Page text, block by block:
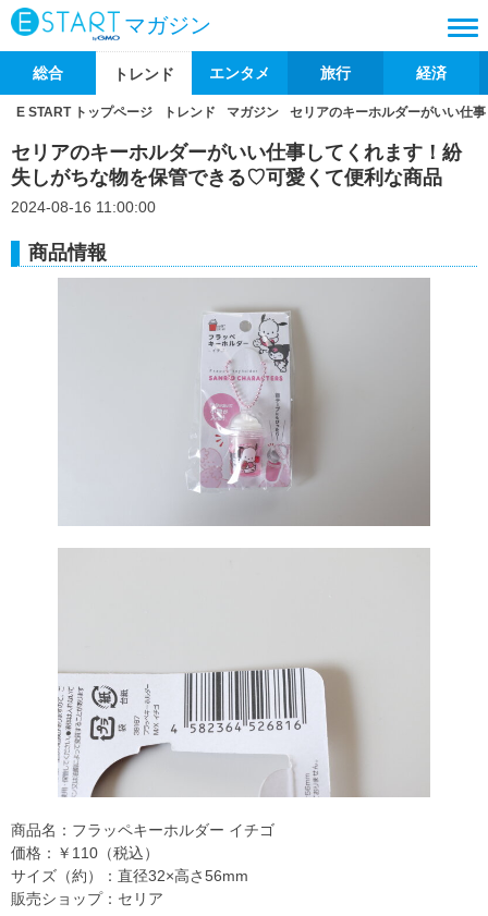
マガジン
総合 トレンド エンタメ 旅行 経済
E START トップページ トレンド マガジン セリアのキーホルダーがいい仕
セリアのキーホルダーがいい仕事してくれます！紛
失しがちな物を保管できる♡可愛くて便利な商品
2024-08-16 11:00:00
商品情報
商品名：フラッペキーホルダー イチゴ
価格：￥110（税込）
サイズ（約）：直径32×高さ56mm
販売ショップ：セリア